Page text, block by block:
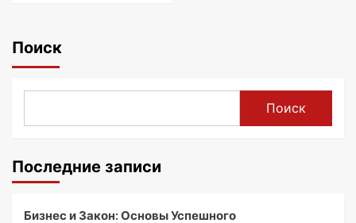
Поиск
Поиск
Последние записи
Бизнес и Закон: Основы Успешного